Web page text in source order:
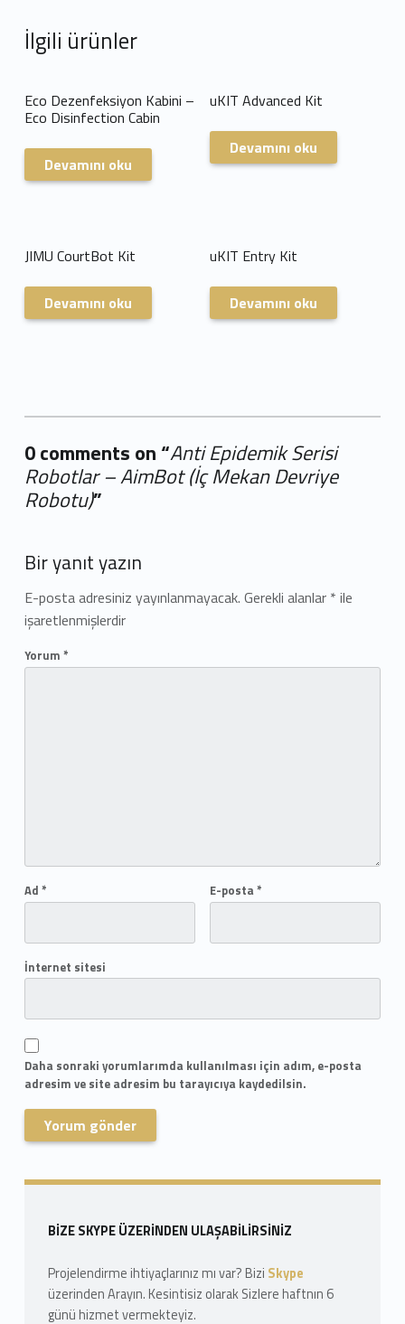
İlgili ürünler
Eco Dezenfeksiyon Kabini –
Eco Disinfection Cabin
Devamını oku
uKIT Advanced Kit
Devamını oku
JIMU CourtBot Kit
Devamını oku
uKIT Entry Kit
Devamını oku
0 comments on “Anti Epidemik Serisi
Robotlar – AimBot (İç Mekan Devriye
Robotu)”
Bir yanıt yazın
E-posta adresiniz yayınlanmayacak. Gerekli alanlar * ile
işaretlenmişlerdir
Yorum *
Ad * E-posta*
İnternet sitesi
Daha sonraki yorumlarımda kullanılması için adım, e-posta
adresim ve site adresim bu tarayıcıya kaydedilsin.
Sidebar
BIZE SKYPE ÜZERINDEN ULAŞABILIRSINIZ
Projelendirme ihtiyaçlarınız mı var? Bizi Skype
üzerinden Arayın. Kesintisiz olarak Sizlere haftnın 6
günü hizmet vermekteyiz.